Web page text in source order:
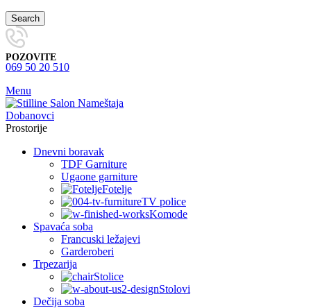
Search
POZOVITE
069 50 20 510
Menu
Prostorije
Dnevni boravak
TDF Garniture
Ugaone garniture
Fotelje
TV police
Komode
Spavaća soba
Francuski ležajevi
Garderoberi
Trpezarija
Stolice
Stolovi
Dečija soba